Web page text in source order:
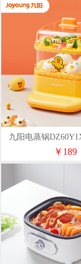
九阳电蒸锅
￥189